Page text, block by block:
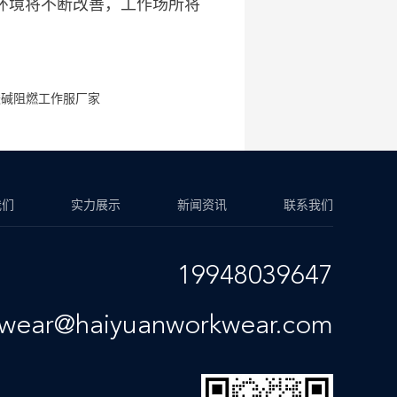
境将不断改善，工作场所将
阻燃工作服厂家
实力展示 新闻资讯 联系我们
19948039647